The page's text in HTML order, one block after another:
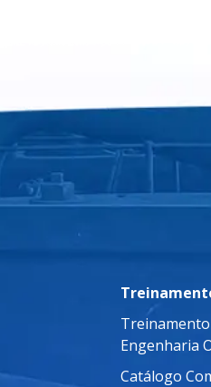
Engenharia
Catálogo